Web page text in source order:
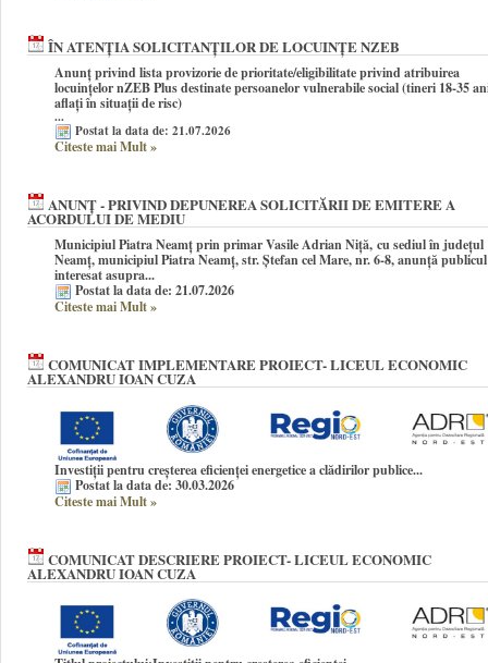
ÎN ATENȚIA SOLICITANȚILOR DE LOCUINȚE NZEB
Anunț privind lista provizorie de prioritate/eligibilitate privind atribuirea
locuințelor nZEB Plus destinate persoanelor vulnerabile social (tineri 18-35
aflați în situații de risc)
...
Postat la data de: 21.07.2026
Citeste mai Mult»
ANUNȚ - PRIVIND DEPUNEREA SOLICITĂRII DE EMITERE A
ACORDULUI DE MEDIU
Municipiul Piatra Neamț prin primar Vasile Adrian Niță, cu sediul în județul
Neamț, municipiul Piatra Neamț, str. Ștefan cel Mare, nr. 6-8, anunţă publicul
interesat asupra...
Postat la data de: 21.07.2026
Citeste mai Mult»
COMUNICAT IMPLEMENTARE PROIECT- LICEUL ECONOMIC
ALEXANDRU IOAN CUZA
Investiții pentru creșterea eficienței energetice a clădirilor publice...
Postat la data de: 30.03.2026
Citeste mai Mult»
COMUNICAT DESCRIERE PROIECT- LICEUL ECONOMIC
ALEXANDRU IOAN CUZA